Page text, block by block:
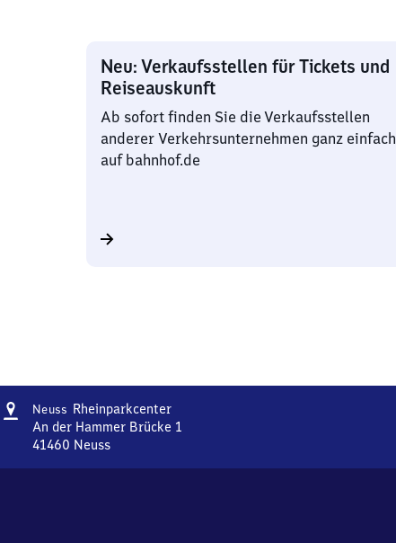
Neu: Verkaufsstellen für Tickets und
Reiseauskunft
Ab sofort finden Sie die Verkaufsstellen
anderer Verkehrsunternehmen ganz einfach
auf bahnhof.de
Adresse
Neuss RheinparkcenterNeuss
Rheinparkcenter
An der Hammer Brücke 1
41460 Neuss